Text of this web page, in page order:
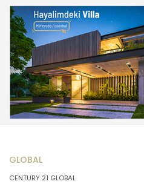
GLOBAL
CENTURY 21 GLOBAL